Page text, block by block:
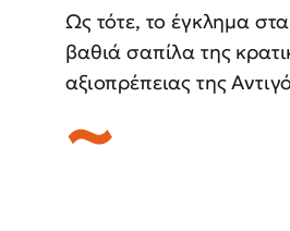
Ως τότε, το έγκλημα
βαθιά σαπίλα της
αξιοπρέπειας της